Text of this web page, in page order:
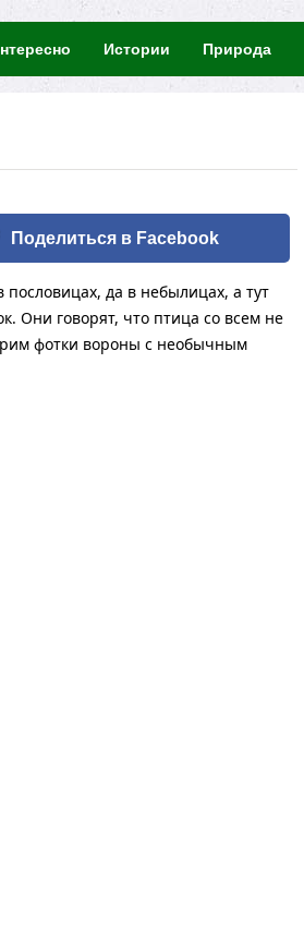
Истории Природа
Поделиться в Facebook
пословицах, да в небылицах, а тут
Они говорят, что птица со всем не
фотки вороны с необычным